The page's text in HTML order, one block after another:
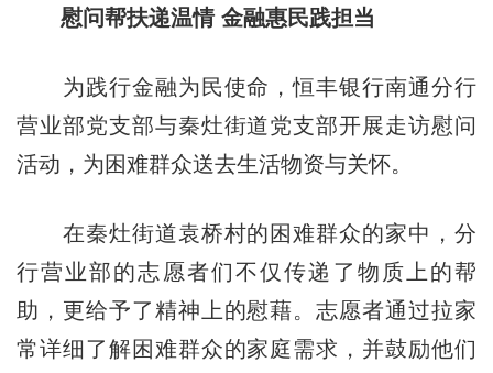
慰问帮扶递温情 金融惠民践担当
为践行金融为民使命，恒丰银行南通分行
营业部党支部与秦灶街道党支部开展走访慰问
活动，为困难群众送去生活物资与关怀。
在秦灶街道袁桥村的困难群众的家中，分
行营业部的志愿者们不仅传递了物质上的帮
助，更给予了精神上的慰藉。志愿者通过拉家
常详细了解困难群众的家庭需求，并鼓励他们